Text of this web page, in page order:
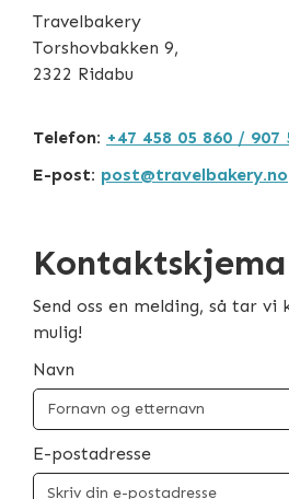
Travelbakery
Torshovbakken 9,
2322 Ridabu
Telefon: +47 458 05 860 / 907
E-post: post@travelbakery.no
Kontaktskjema
Send oss en melding, så tar
mulig!
Navn
E-postadresse